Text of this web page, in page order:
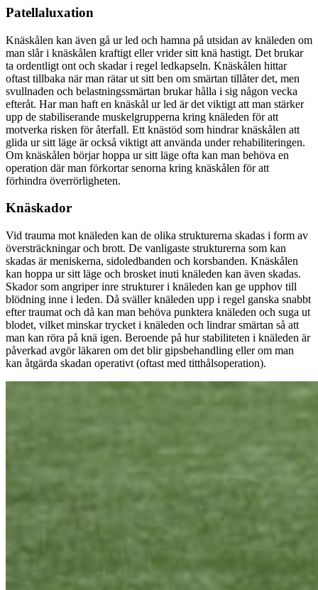
Patellaluxation
Knäskålen kan även gå ur led och hamna på utsidan av knäleden om
man slår i knäskålen kraftigt eller vrider sitt knä hastigt. Det brukar
ta ordentligt ont och skadar i regel ledkapseln. Knäskålen hittar
oftast tillbaka när man rätar ut sitt ben om smärtan tillåter det, men
svullnaden och belastningssmärtan brukar hålla i sig någon vecka
efteråt. Har man haft en knäskål ur led är det viktigt att man stärker
upp de stabiliserande muskelgrupperna kring knäleden för att
motverka risken för återfall. Ett knästöd som hindrar knäskålen att
glida ur sitt läge är också viktigt att använda under rehabiliteringen.
Om knäskålen börjar hoppa ur sitt läge ofta kan man behöva en
operation där man förkortar senorna kring knäskålen för att
förhindra överrörligheten.
Knäskador
Vid trauma mot knäleden kan de olika strukturerna skadas i form av
översträckningar och brott. De vanligaste strukturerna som kan
skadas är meniskerna, sidoledbanden och korsbanden. Knäskålen
kan hoppa ur sitt läge och brosket inuti knäleden kan även skadas.
Skador som angriper inre strukturer i knäleden kan ge upphov till
blödning inne i leden. Då sväller knäleden upp i regel ganska snabbt
efter traumat och då kan man behöva punktera knäleden och suga ut
blodet, vilket minskar trycket i knäleden och lindrar smärtan så att
man kan röra på knä igen. Beroende på hur stabiliteten i knäleden är
påverkad avgör läkaren om det blir gipsbehandling eller om man
kan åtgärda skadan operativt (oftast med titthålsoperation).